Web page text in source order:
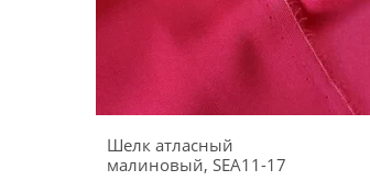
Шелк атласный
малиновый, SEA11-17